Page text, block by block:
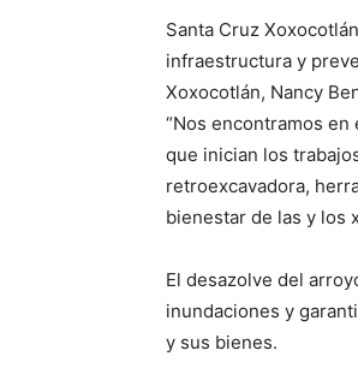
Santa Cruz
infraestructura y
Xoxocotlán, Nancy
“Nos encontramos
que inician los
retroexcavadora,
bienestar de las y los
El desazolve del
inundaciones y
y sus bienes.